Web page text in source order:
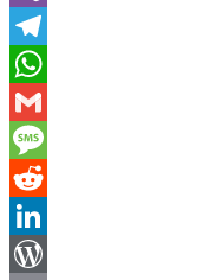
Viber
Telegram
WhatsApp
Gmail
Message
Reddit
LinkedIn